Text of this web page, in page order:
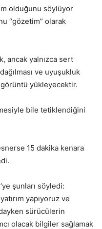
olduğunu söylüyor
“gözetim” olarak
ancak yalnızca sert
ve uyuşukluk
yükleyecektir.
bile tetiklendiğini
15 dakika kenara
şunları söyledi:
yapıyoruz ve
sürücülerin
olacak bilgiler sağlamak